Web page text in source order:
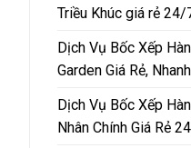
Triều Khúc giá rẻ 24/
Dịch Vụ Bốc Xếp
Garden Giá Rẻ,
Dịch Vụ Bốc Xếp
Nhân Chính Giá Rẻ